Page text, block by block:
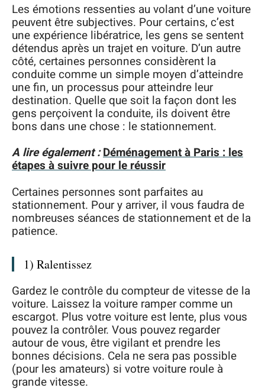
Les émotions ressenties au volant d’une voiture
peuvent être subjectives. Pour certains, c’est
une expérience libératrice, les gens se sentent
détendus après un trajet en voiture. D’un autre
côté, certaines personnes considèrent la
conduite comme un simple moyen d’atteindre
une fin, un processus pour atteindre leur
destination. Quelle que soit la façon dont les
gens perçoivent la conduite, ils doivent être
bons dans une chose : le stationnement.
A lire également :Déménagement à Paris : les
étapes à suivre pour le réussir
Certaines personnes sont parfaites au
stationnement. Pour y arriver, il vous faudra de
nombreuses séances de stationnement et de la
patience.
1) Ralentissez
Gardez le contrôle du compteur de vitesse de la
voiture. Laissez la voiture ramper comme un
escargot. Plus votre voiture est lente, plus vous
pouvez la contrôler. Vous pouvez regarder
autour de vous, être vigilant et prendre les
bonnes décisions. Cela ne sera pas possible
(pour les amateurs) si votre voiture roule à
grande vitesse.